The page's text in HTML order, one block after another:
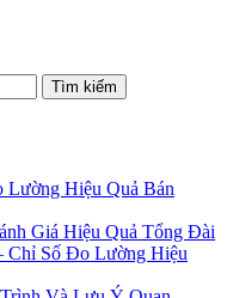
Lường Hiệu Quả Bán
Giá Hiệu Quả Tổng Đài
Chỉ Số Đo Lường Hiệu